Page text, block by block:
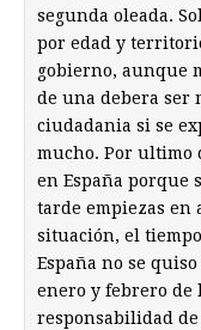
segunda oleada.
por edad y
gobierno, aunque
de una debera ser
ciudadania si se
mucho. Por ultimo
en España porque
tarde empiezas en
situación, el
España no se
enero y febrero de
responsabilidad de